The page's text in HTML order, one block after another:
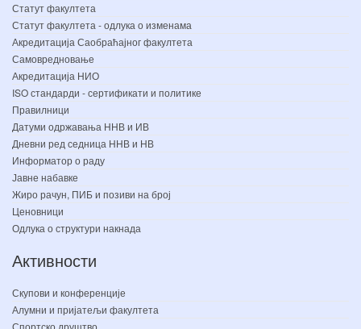
Статут факултета
Статут факултета - одлука о изменама
Акредитација Саобраћајног факултета
Самовредновање
Акредитација НИО
ISO стандарди - сертификати и политике
Правилници
Датуми одржавања ННВ и ИВ
Дневни ред седница ННВ и НВ
Информатор о раду
Јавне набавке
Жиро рачун, ПИБ и позиви на број
Ценовници
Одлука о структури накнада
Активности
Скупови и конференције
Алумни и пријатељи факултета
Спортско друштво